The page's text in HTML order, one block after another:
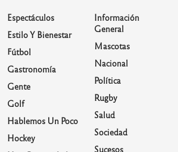
Espectáculos
Estilo Y Bienestar
Fútbol
Gastronomía
Gente
Golf
Hablemos Un Poco
Hockey
Información
General
Mascotas
Nacional
Política
Rugby
Salud
Sociedad
Sucesos